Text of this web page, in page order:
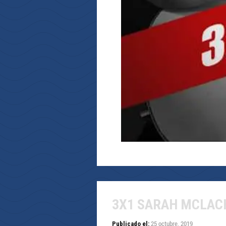
3X1 SARAH
Publicado el: 25 octubre, 2019